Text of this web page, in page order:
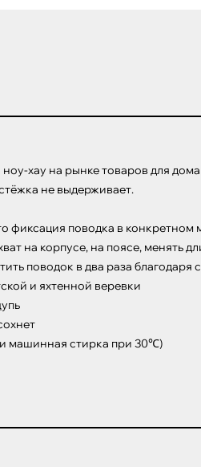
хау на рынке товаров для
не выдерживает.
фиксация поводка в конкретном
на корпусе, на поясе, менять
поводок в два раза благодаря
и яхтенной веревки
машинная стирка при 30℃)